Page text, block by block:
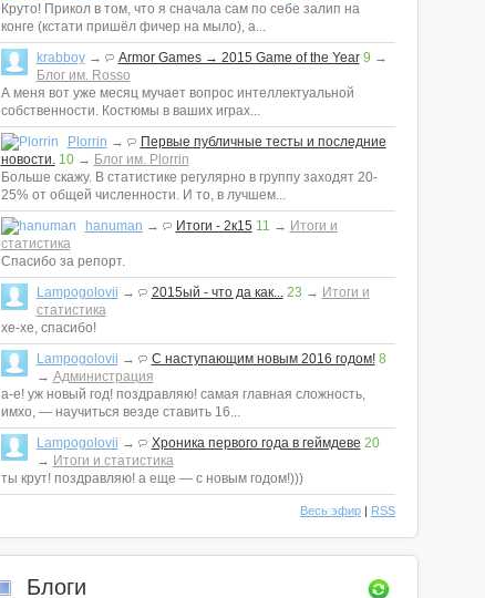
Круто! Прикол в том, что я сначала сам по себе залип на
конге (кстати пришёл фичер на мыло), а...
krabboy→ Armor Games → 2015 Game of the Year 9 →
Блог им. Rosso
А меня вот уже месяц мучает вопрос интеллектуальной
собственности. Костюмы в ваших играх...
Plorrin →
Первые публичные тесты и последние
новости. 10→ Блог им. Plorrin
Больше скажу. В статистике регулярно в группу заходят 20-
25% от общей численности. И то, в лучшем...
hanuman → Итоги - 2к15 11 → Итоги и
статистика
Спасибо за репорт.
Lampogolovii → 2015ый - что да как... 23 → Итоги и
статистика
хе-хе, спасибо!
Lampogolovii → С наступающим новым 2016 годом! 8
→ Администрация
а-е! уж новый год! поздравляю! самая главная сложность,
имхо, — научиться везде ставить 16...
Lampogolovii → Хроника первого года в геймдеве 20
→ Итоги и статистика
ты крут! поздравляю! а еще — с новым годом!)))
Весь эфир| RSS
Блоги